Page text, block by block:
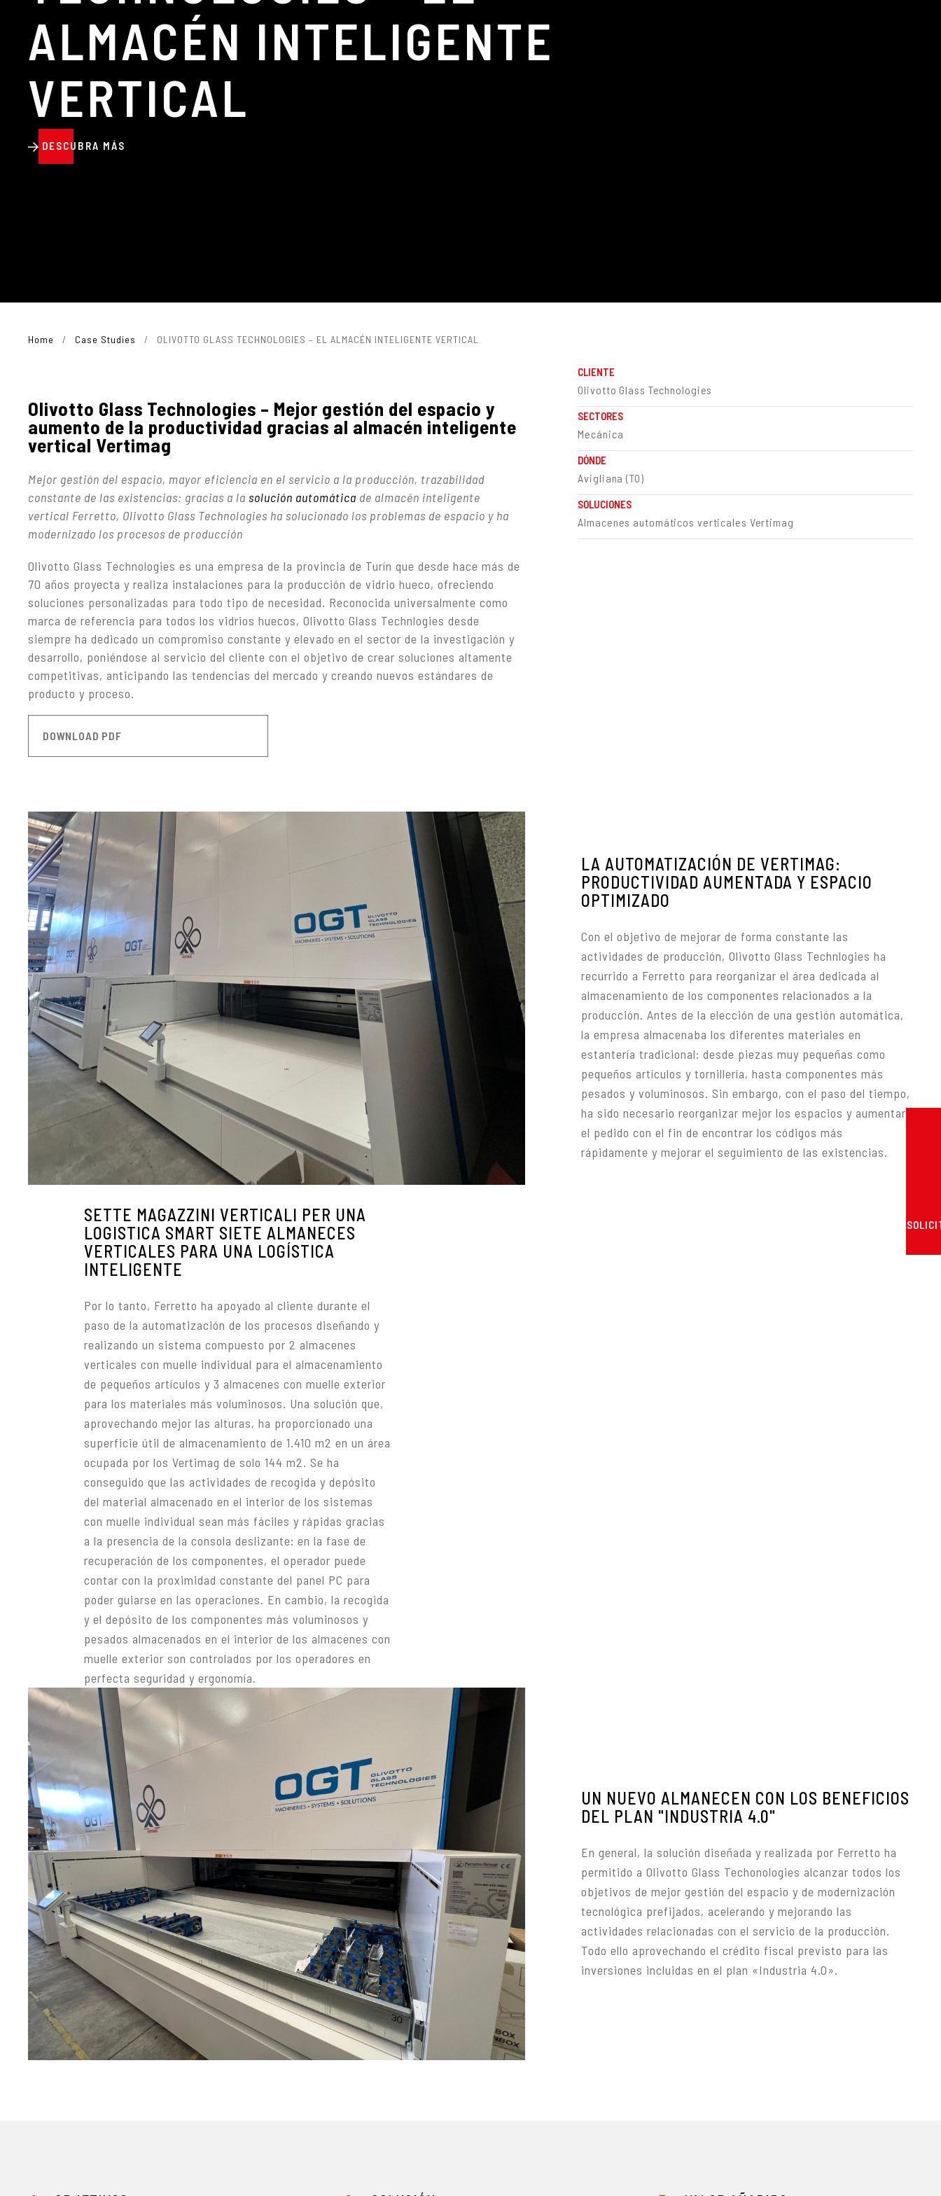
ALMACÉN INTELIGENTE
VERTICAL
DESCUBRA MÁS
Home / Case Studies / OLIVOTTO GLASS TECHNOLOGIES – EL ALMACÉN INTELIGENTE VERTICAL
Olivotto Glass Technologies – Mejor gestión del espacio y
aumento de la productividad gracias al almacén inteligente
vertical Vertimag
Mejor gestión del espacio, mayor eficiencia en el servicio a la producción, trazabilidad
constante de las existencias: gracias a la solución automática de almacén inteligente
vertical Ferretto, Olivotto Glass Technologies ha solucionado los problemas de espacio y ha
modernizado los procesos de producción
Olivotto Glass Technologies es una empresa de la provincia de Turín que desde hace más de
70 años proyecta y realiza instalaciones para la producción de vidrio hueco, ofreciendo
soluciones personalizadas para todo tipo de necesidad. Reconocida universalmente como
marca de referencia para todos los vidrios huecos, Olivotto Glass Technlogies desde
siempre ha dedicado un compromiso constante y elevado en el sector de la investigación y
desarrollo, poniéndose al servicio del cliente con el objetivo de crear soluciones altamente
competitivas, anticipando las tendencias del mercado y creando nuevos estándares de
producto y proceso.
DOWNLOAD PDF
CLIENTE
Olivotto Glass Technologies
SECTORES
Mecánica
DÓNDE
Avigliana (TO)
SOLUCIONES
Almacenes automáticos verticales Vertimag
LA AUTOMATIZACIÓN DE VERTIMAG:
PRODUCTIVIDAD AUMENTADA Y ESPACIO
OPTIMIZADO
Con el objetivo de mejorar de forma constante las
actividades de producción, Olivotto Glass Technlogies ha
recurrido a Ferretto para reorganizar el área dedicada al
almacenamiento de los componentes relacionados a la
producción. Antes de la elección de una gestión automática,
la empresa almacenaba los diferentes materiales en
estantería tradicional: desde piezas muy pequeñas como
pequeños artículos y tornillería, hasta componentes más
pesados y voluminosos. Sin embargo, con el paso del tiempo,
ha sido necesario reorganizar mejor los espacios y aumentar
el pedido con el fin de encontrar los códigos más
rápidamente y mejorar el seguimiento de las existencias.
SETTE MAGAZZINI VERTICALI PER UNA
LOGISTICA SMART SIETE ALMANECES
VERTICALES PARA UNA LOGÍSTICA
INTELIGENTE
Por lo tanto, Ferretto ha apoyado al cliente durante el
paso de la automatización de los procesos diseñando y
realizando un sistema compuesto por 2 almacenes
verticales con muelle individual para el almacenamiento
de pequeños artículos y 3 almacenes con muelle exterior
para los materiales más voluminosos. Una solución que,
aprovechando mejor las alturas, ha proporcionado una
superficie útil de almacenamiento de 1.410 m2 en un área
ocupada por los Vertimag de solo 144 m2. Se ha
conseguido que las actividades de recogida y depósito
del material almacenado en el interior de los sistemas
con muelle individual sean más fáciles y rápidas gracias
a la presencia de la consola deslizante: en la fase de
recuperación de los componentes, el operador puede
contar con la proximidad constante del panel PC para
poder guiarse en las operaciones. En cambio, la recogida
y el depósito de los componentes más voluminosos y
pesados almacenados en el interior de los almacenes con
muelle exterior son controlados por los operadores en
perfecta seguridad y ergonomía.
UN NUEVO ALMANECEN CON LOS BENEFICIOS
DEL PLAN "INDUSTRIA 4.0"
En general, la solución diseñada y realizada por Ferretto ha
permitido a Olivotto Glass Techonologies alcanzar todos los
objetivos de mejor gestión del espacio y de modernización
tecnológica prefijados, acelerando y mejorando las
actividades relacionadas con el servicio de la producción.
Todo ello aprovechando el crédito fiscal previsto para las
inversiones incluidas en el plan «Industria 4.0».